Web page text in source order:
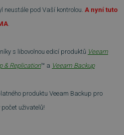
neustále pod Vaší kontrolou. A nyní tuto
s libovolnou edicí produktů Veeam
& Replication™ a Veeam Backup
produktu Veeam Backup pro
uživatelů!